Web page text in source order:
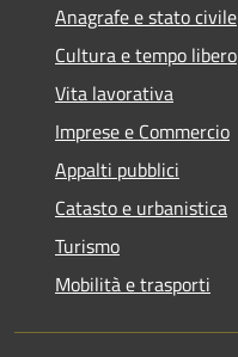
Anagrafe e stato civile
Cultura e tempo libero
Vita lavorativa
Imprese e Commercio
Appalti pubblici
Catasto e urbanistica
Turismo
Mobilità e trasporti